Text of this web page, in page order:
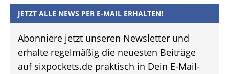
JETZT ALLE NEWS PER E-MAIL ERHALTEN!
Abonniere jetzt unseren Newsletter und
erhalte regelmäßig die neuesten Beiträge
auf sixpockets.de praktisch in Dein E-Mail-